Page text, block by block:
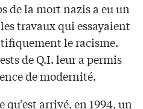
de la mort nazis a eu un
travaux qui essayaient
le racisme.
de Q.I. leur a permis
de modernité.
qu’est arrivé, en 1994, un